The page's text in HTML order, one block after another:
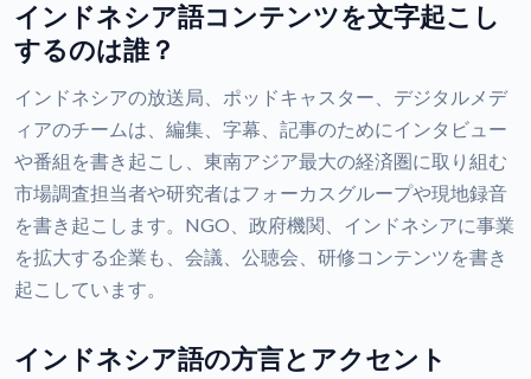
インドネシア語コンテンツを文字起こし
するのは誰？
インドネシアの放送局、ポッドキャスター、デジタルメデ
ィアのチームは、編集、字幕、記事のためにインタビュー
や番組を書き起こし、東南アジア最大の経済圏に取り組む
市場調査担当者や研究者はフォーカスグループや現地録音
を書き起こします。NGO、政府機関、インドネシアに事業
を拡大する企業も、会議、公聴会、研修コンテンツを書き
起こしています。
インドネシア語の方言とアクセント